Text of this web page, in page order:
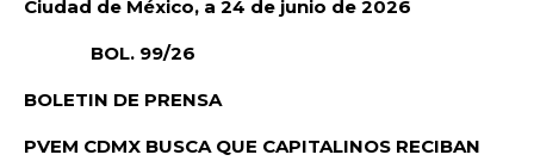
Ciudad de México, a 24 de junio de 2026
BOL. 99/26
BOLETIN DE PRENSA
PVEM CDMX BUSCA QUE CAPITALINOS RECIBAN